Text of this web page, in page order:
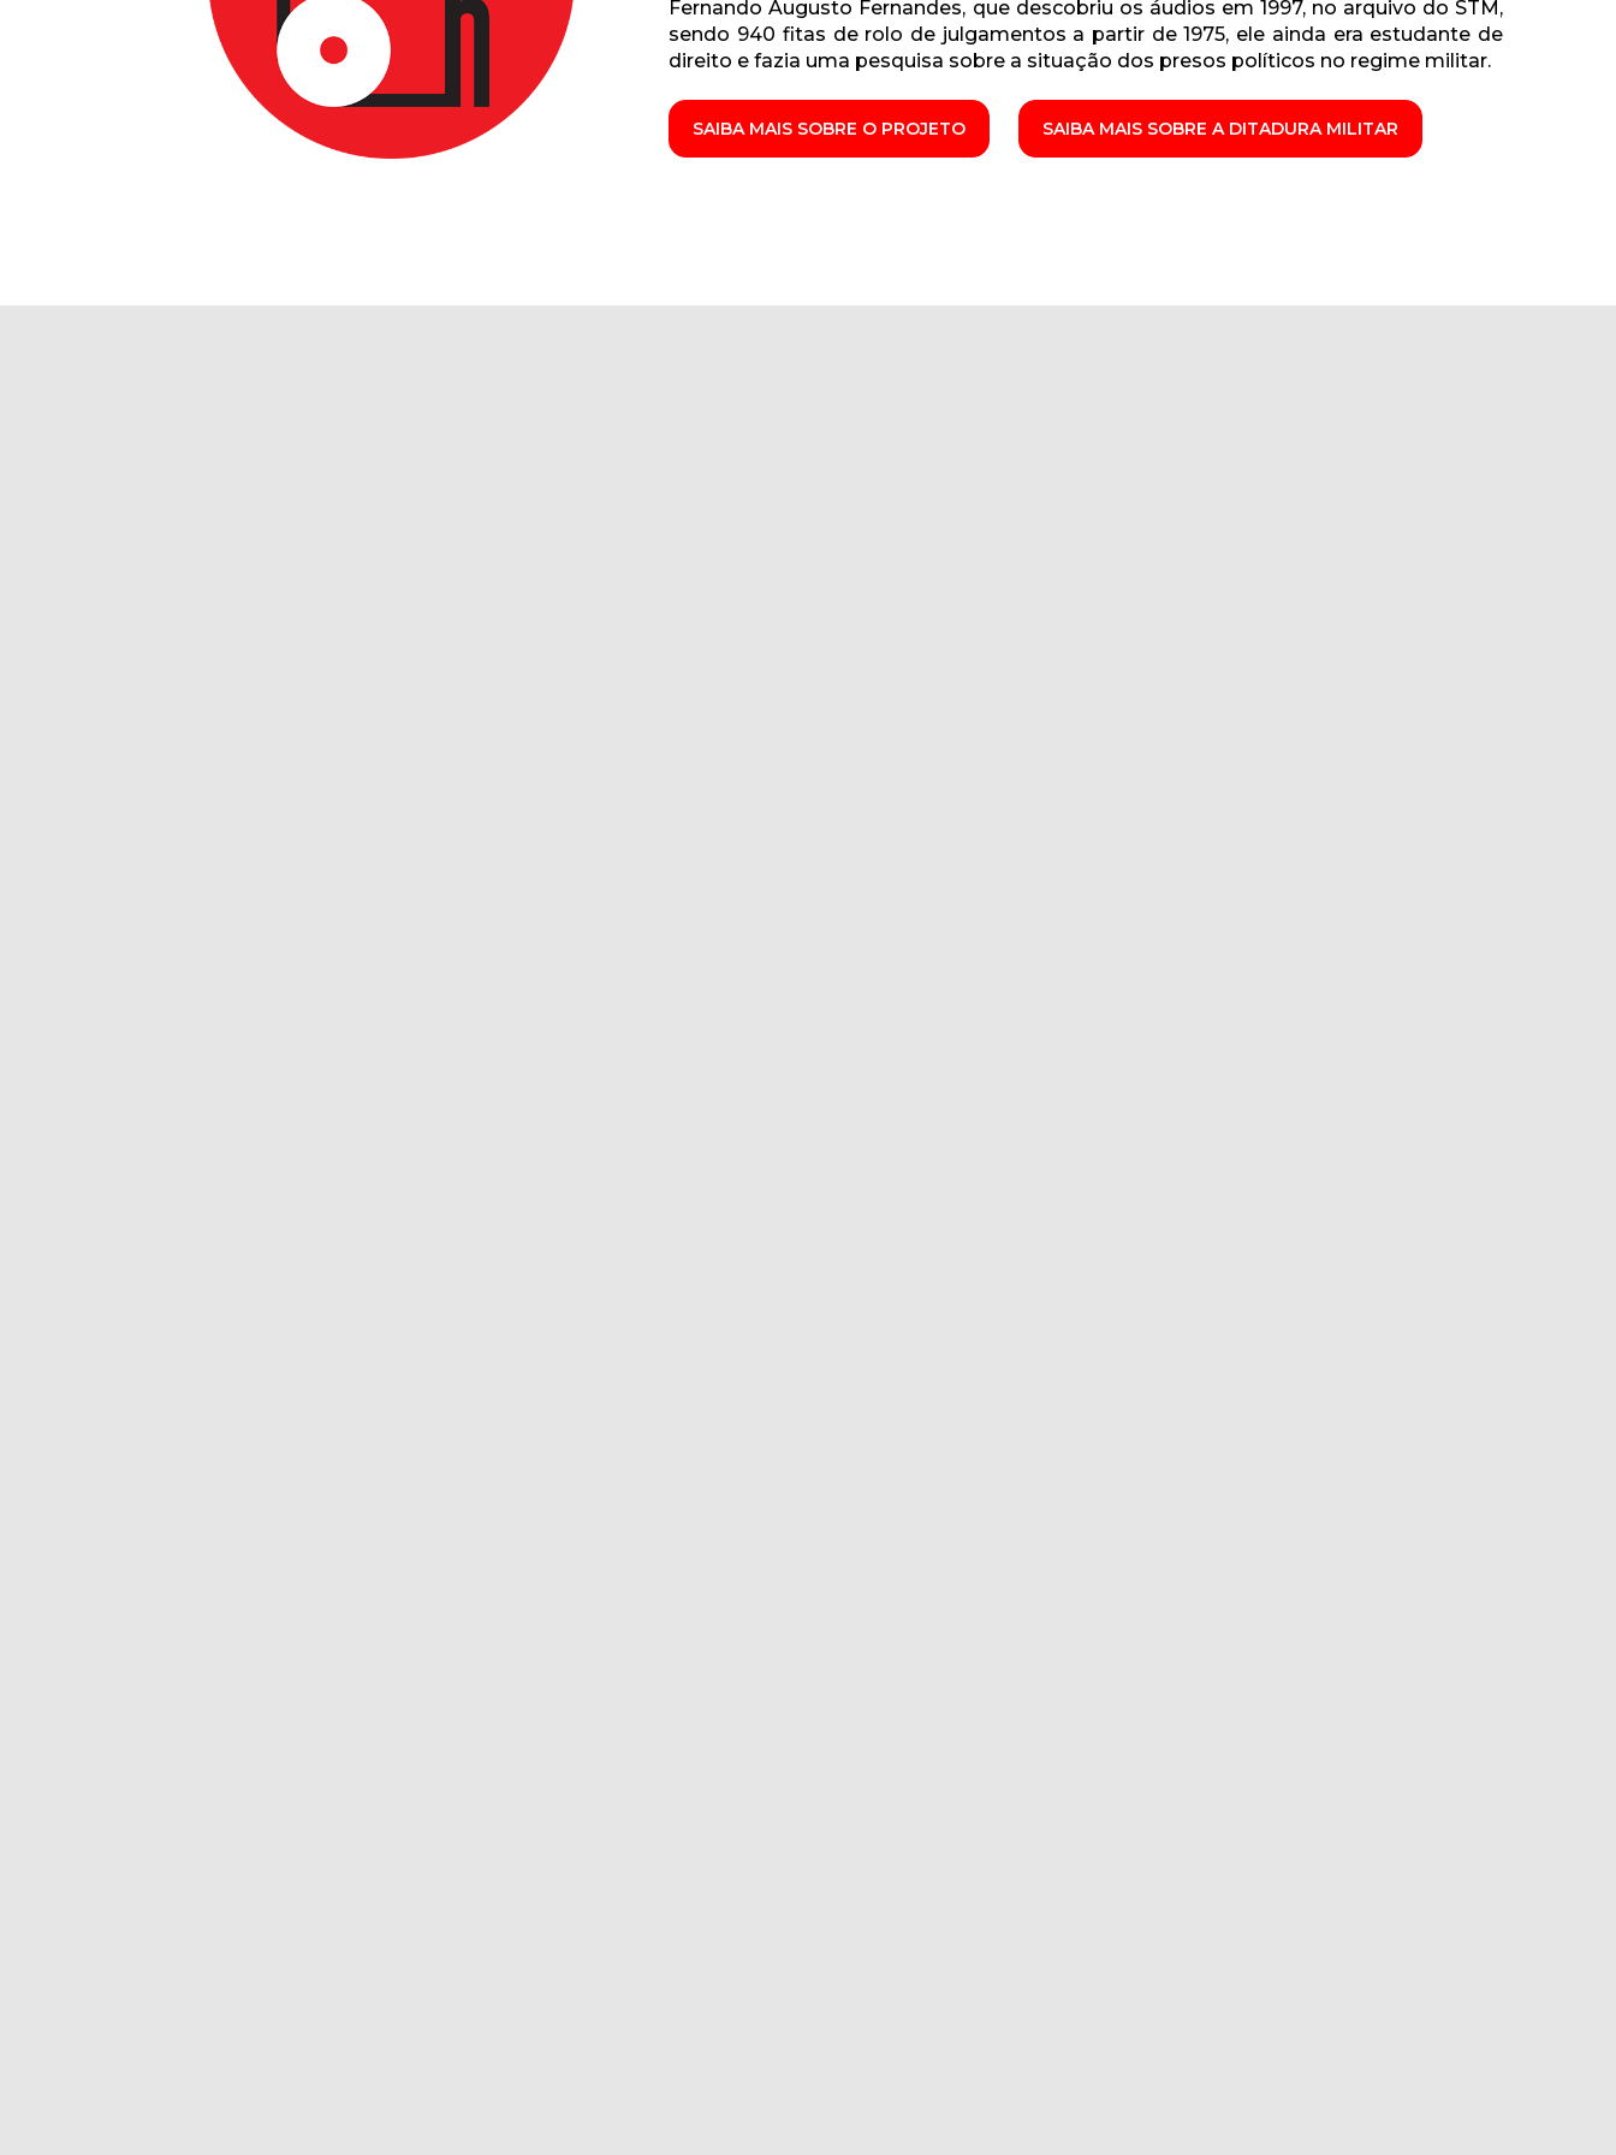
Fernando Augusto Fernandes, que descobriu os áudios em 1997, no arquivo do STM,
sendo 940 fitas de rolo de julgamentos a partir de 1975, ele ainda era estudante de
direito e fazia uma pesquisa sobre a situação dos presos políticos no regime militar.
SAIBA MAIS SOBRE O PROJETO SAIBA MAIS SOBRE A DITADURA MILITAR